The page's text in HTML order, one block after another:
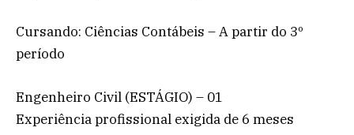
Cursando: Ciências Contábeis – A partir do 3º
período
Engenheiro Civil (ESTÁGIO) – 01
Experiência profissional exigida de 6 meses